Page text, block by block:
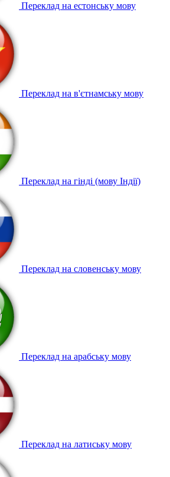
Переклад на естонську мову
Переклад на в'єтнамську мову
Переклад на гінді (мову Індії)
Переклад на словенську мову
Переклад на арабську мову
Переклад на латиську мову